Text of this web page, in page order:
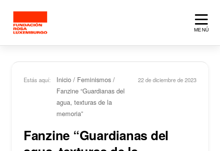
MENÚ
Estás aquí: Inicio / Feminismos /
Fanzine “Guardianas del
agua, texturas de la
memoria”
22 de diciembre de 2023
Fanzine “Guardianas del